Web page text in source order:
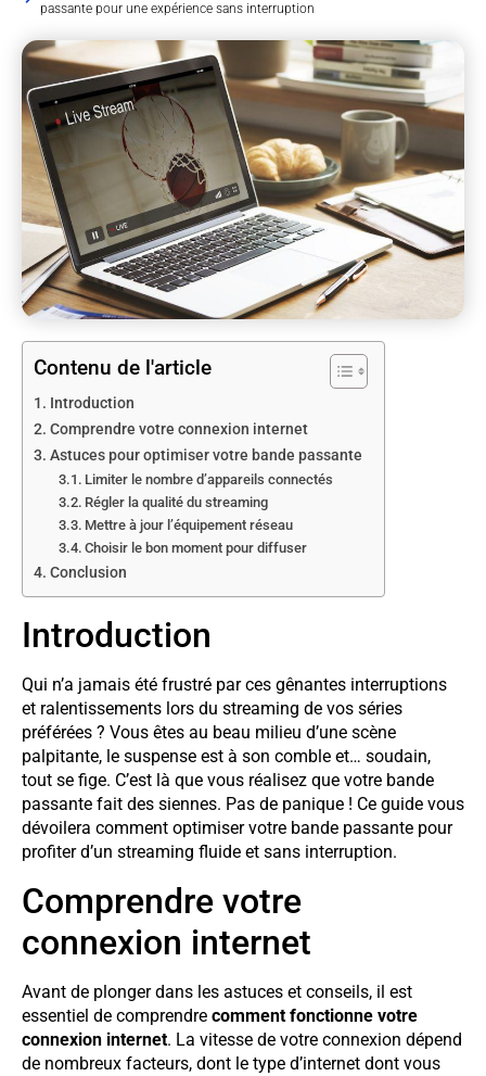
passante pour une expérience sans interruption
Contenu de l'article
Introduction
Comprendre votre connexion internet
Astuces pour optimiser votre bande passante
Limiter le nombre d’appareils connectés
Régler la qualité du streaming
Mettre à jour l’équipement réseau
Choisir le bon moment pour diffuser
Conclusion
Introduction
Qui n’a jamais été frustré par ces gênantes interruptions
et ralentissements lors du streaming de vos séries
préférées ? Vous êtes au beau milieu d’une scène
palpitante, le suspense est à son comble et… soudain,
tout se fige. C’est là que vous réalisez que votre bande
passante fait des siennes. Pas de panique ! Ce guide vous
dévoilera comment optimiser votre bande passante pour
profiter d’un streaming fluide et sans interruption.
Comprendre votre
connexion internet
Avant de plonger dans les astuces et conseils, il est
essentiel de comprendre comment fonctionne votre
connexion internet. La vitesse de votre connexion dépend
de nombreux facteurs, dont le type d’internet dont vous